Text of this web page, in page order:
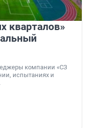
кварталов»
компании «СЗ
испытаниях и